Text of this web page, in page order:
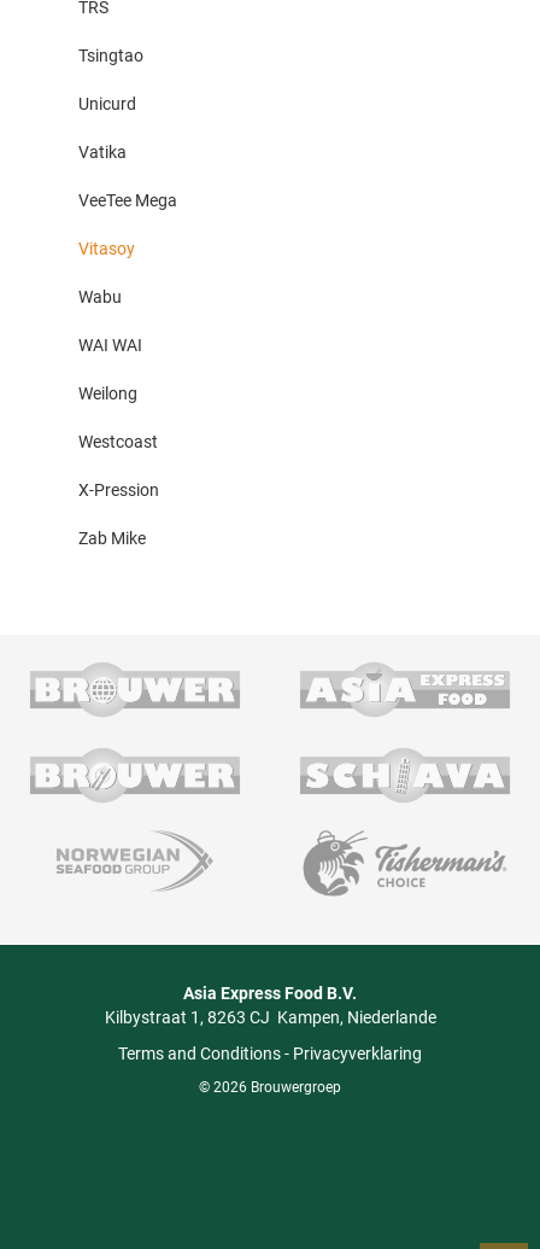
TRS
Tsingtao
Unicurd
Vatika
VeeTee Mega
Vitasoy
Wabu
WAI WAI
Weilong
Westcoast
X-Pression
Zab Mike
Asia Express Food B.V.
Kilbystraat 1 8263 CJ Kampen Niederlande
Terms and Conditions- Privacyverklaring
© 2026 Brouwergroep